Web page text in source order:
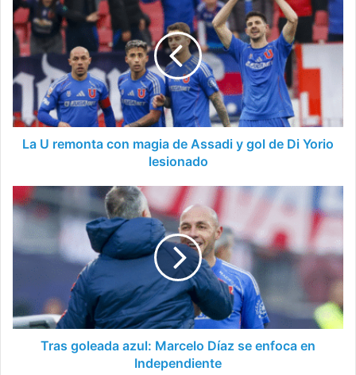
U
remonta
con
magia
de
Assadi
gol
de
lesionado
La U remonta con magia de Assadi y gol de Di Yorio
lesionado
Tras
goleada
azul:
Marcelo
en
Independiente
Tras goleada azul: Marcelo Díaz se enfoca en
Independiente